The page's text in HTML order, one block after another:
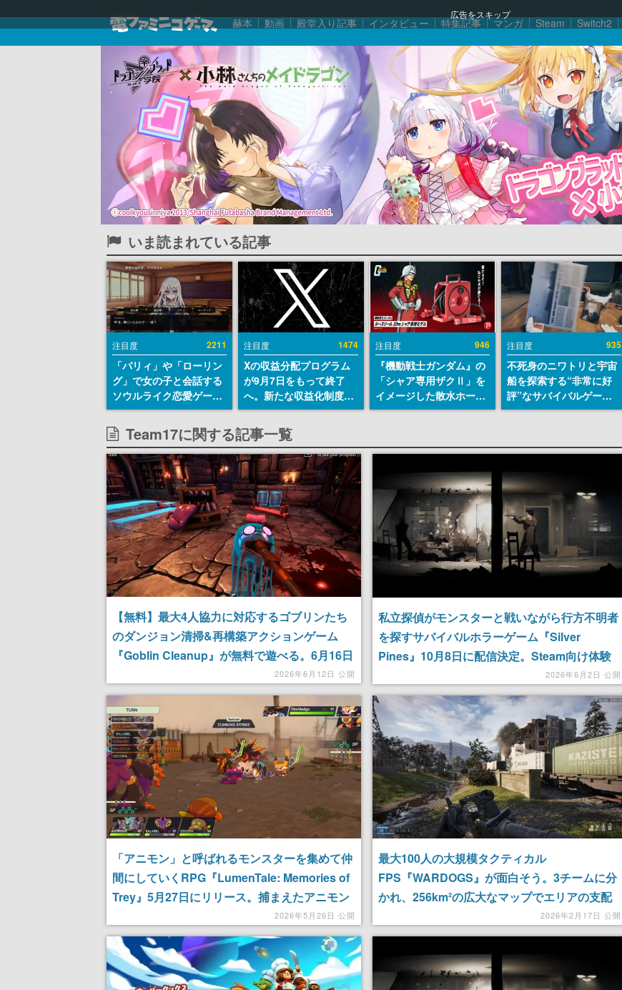
広告をスキップ
赫本 動画 殿堂入り記事 インタビュー 特集記事 マンガ Steam Switch2
いま読まれている記事
注目度 2211
「パリィ」や「ローリン
グ」で女の子と会話する
ソウルライク恋愛ゲーム
『小早川さんはソウルラ
イク』無料公開。返事に
失敗すると「YOU
DIED」
注目度 1474
Xの収益分配プログラム
が9月7日をもって終了
へ。新たな収益化制度
「Original Content
Rewards Program」を
発表
注目度 946
『機動戦士ガンダム』の
「シャア専用ザクⅡ」を
イメージした散水ホース
リールが予約開始。本体
エンブレム、型式番号な
注目度 935
不死身のニワトリと宇宙
船を探索する“非常に好
評”なサバイバルゲーム
『Breathedge』が無料
Team17に関する記事一覧
【無料】最大4人協力に対応するゴブリンたち
のダンジョン清掃&再構築アクションゲーム
『Goblin Cleanup』が無料で遊べる。6月16日
2026年6月12日 公開
私立探偵がモンスターと戦いながら行方不明者
を探すサバイバルホラーゲーム『Silver
Pines』10月8日に配信決定。Steam向け体験
版も配信開始。寂れたアメリカの町の中で悪夢
のような恐怖に立ち向かう
2026年6月2日 公開
「アニモン」と呼ばれるモンスターを集めて仲
間にしていくRPG『LumenTale: Memories of
Trey』5月27日にリリース。捕まえたアニモン
は、1vs1や4vs4で戦わせて育て、進化させる
2026年5月26日 公開
最大100人の大規模タクティカル
FPS『WARDOGS』が面白そう。3チームに分
かれ、256km²の広大なマップでエリアの支配
を巡り、「チームプレイ」で資金を獲得
2026年2月17日 公開